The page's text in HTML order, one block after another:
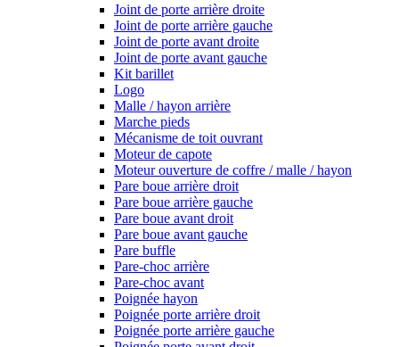
Joint de porte arrière droite
Joint de porte arrière gauche
Joint de porte avant droite
Joint de porte avant gauche
Kit barillet
Logo
Malle / hayon arrière
Marche pieds
Mécanisme de toit ouvrant
Moteur de capote
Moteur ouverture de coffre / malle / hayon
Pare boue arrière droit
Pare boue arrière gauche
Pare boue avant droit
Pare boue avant gauche
Pare buffle
Pare-choc arrière
Pare-choc avant
Poignée hayon
Poignée porte arrière droit
Poignée porte arrière gauche